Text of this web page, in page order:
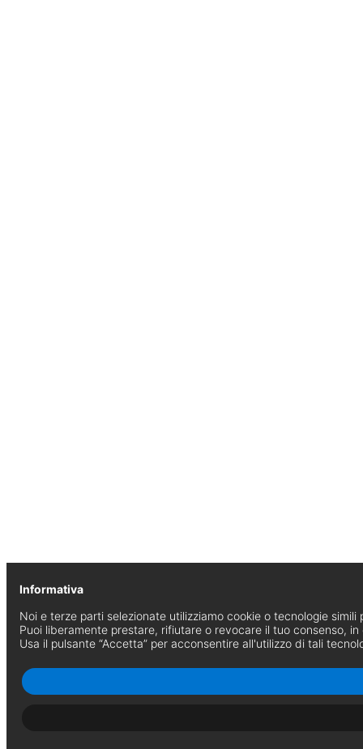
Informativa
Noi e terze parti selezionate utilizziamo cookie o tecnologie
Puoi liberamente prestare, rifiutare o revocare il tuo consenso, in
Usa il pulsante “Accetta” per acconsentire all'utilizzo di tali